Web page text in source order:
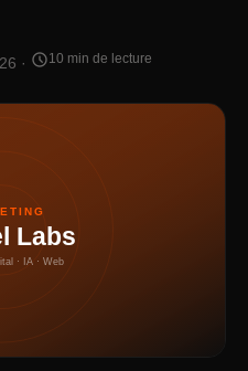
· schedule10 min de lecture
Labs
· IA · Web